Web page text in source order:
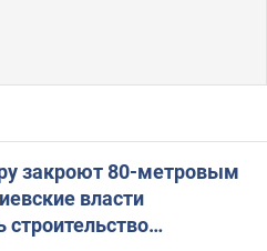
закроют 80-метровым
власти
строительство